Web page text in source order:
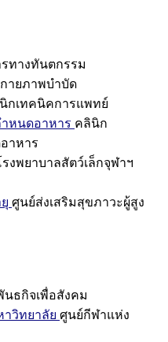
ทางทันตกรรม
ายภาพบำบัด
กเทคนิคการแพทย์
หนดอาหาร คลินิก
าหาร
รงพยาบาลสัตว์เล็กจุฬาฯ
ศูนย์ส่งเสริมสุขภาวะผู้สูง
นธกิจเพื่อสังคม
วิทยาลัย ศูนย์กีฬาแห่ง